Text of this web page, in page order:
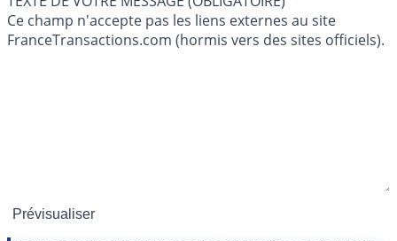
Ce champ n'accepte pas les liens externes au site
FranceTransactions.com (hormis vers des sites officiels).